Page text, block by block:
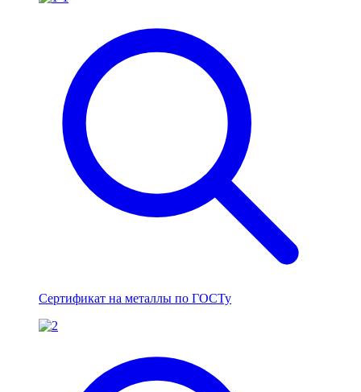
Сертификат на металлы по ГОСТу